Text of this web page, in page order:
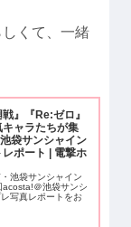
くて、一緒
』『Re:ゼロ』
キャラたちが集
袋サンシャイン
ポート | 電撃ホ
池袋サンシャイン
＠池袋サンシ
写真レポートをお